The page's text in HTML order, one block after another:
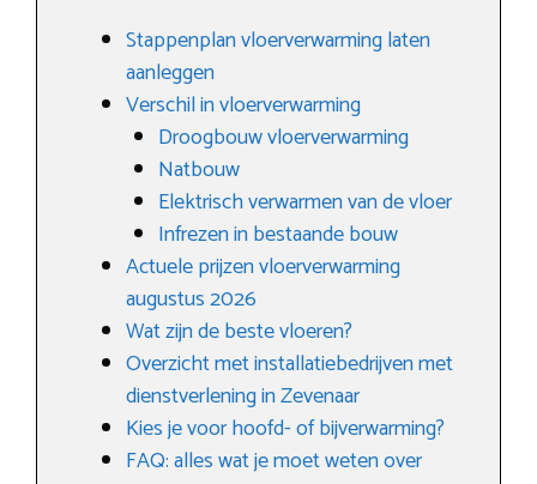
Stappenplan vloerverwarming laten
aanleggen
Verschil in vloerverwarming
Droogbouw vloerverwarming
Natbouw
Elektrisch verwarmen van de vloer
Infrezen in bestaande bouw
Actuele prijzen vloerverwarming
augustus 2026
Wat zijn de beste vloeren?
Overzicht met installatiebedrijven met
dienstverlening in Zevenaar
Kies je voor hoofd- of bijverwarming?
FAQ: alles wat je moet weten over